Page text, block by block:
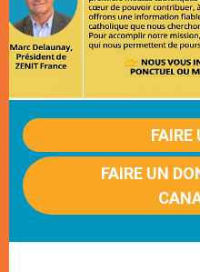
FAIRE
FAIRE UN